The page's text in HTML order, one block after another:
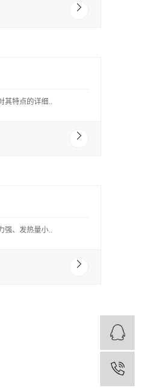
其特点的详细..
强、发热量小..